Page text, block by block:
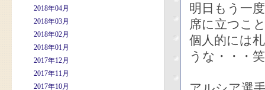
2018年04月
2018年03月
2018年02月
2018年01月
2017年12月
2017年11月
2017年10月
明日もう一
席に立つこ
個人的には
うな・・・笑